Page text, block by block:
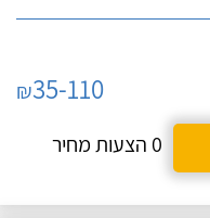
₪35-110
0 הצעות מחיר